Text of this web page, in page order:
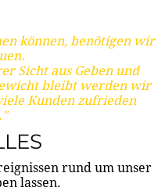
können, benötigen wir
Sicht aus Geben und
bleibt werden wir
Kunden zufrieden
rund um unser
lassen.